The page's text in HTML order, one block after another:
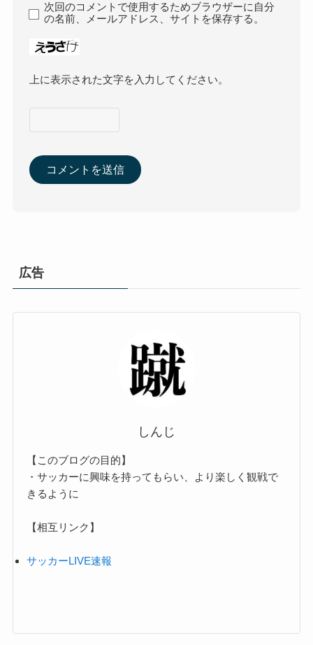
次回のコメントで使用するためブラウザーに自分
の名前、メールアドレス、サイトを保存する。
上に表示された文字を入力してください。
広告
しんじ
【このブログの目的】
・サッカーに興味を持ってもらい、より楽しく観戦で
きるように
【相互リンク】
サッカーLIVE速報